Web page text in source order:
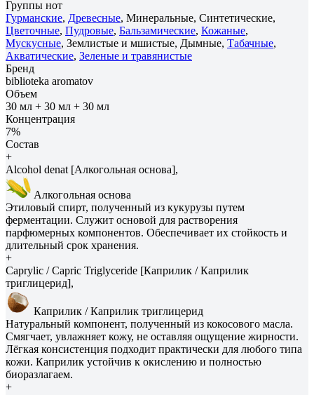
Группы нот
Гурманские, Древесные, Минеральные, Синтетические,
Цветочные, Пудровые, Бальзамические, Кожаные,
Мускусные, Землистые и мшистые, Дымные, Табачные,
Акватические, Зеленые и травянистые
Бренд
biblioteka aromatov
Объем
30 мл + 30 мл + 30 мл
Концентрация
7%
Состав
+
Alcohol denat [Алкогольная основа],
Алкогольная основа
Этиловый спирт, полученный из кукурузы путем
ферментации. Служит основой для растворения
парфюмерных компонентов. Обеспечивает их стойкость и
длительный срок хранения.
+
Caprylic / Capric Triglyceride [Каприлик / Каприлик
триглицерид],
Каприлик / Каприлик триглицерид
Натуральный компонент, полученный из кокосового масла.
Смягчает, увлажняет кожу, не оставляя ощущение жирности.
Лёгкая консистенция подходит практически для любого типа
кожи. Каприлик устойчив к окислению и полностью
биоразлагаем.
+